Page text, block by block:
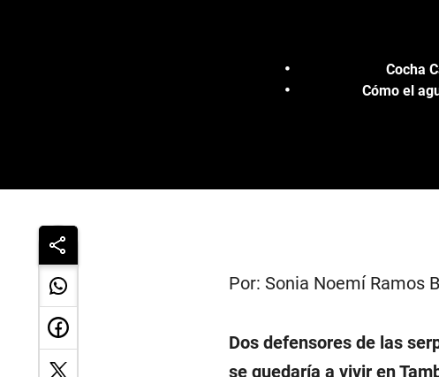
Cocha
Cómo el
Por: Sonia Noemí Ramos
Dos defensores de las
se quedaría a vivir en